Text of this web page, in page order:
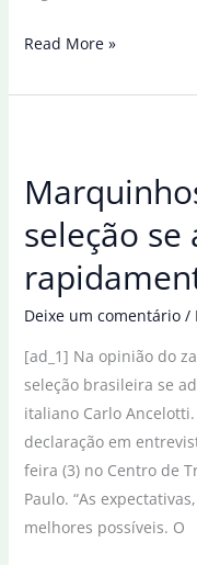
Dólar
para
à
de
pacote
fiscal
Read More »
seleção se
Deixe um comentário /
[ad_1] Na opinião do
seleção brasileira se
italiano Carlo Ancelotti.
declaração em
feira (3) no Centro de
Paulo. “As
melhores possíveis. O